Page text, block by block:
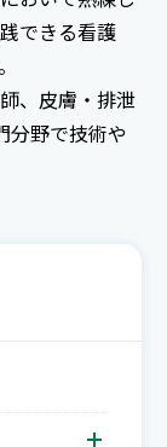
できる看護
、皮膚・排泄
分野で技術や